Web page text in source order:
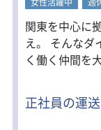
↓
4
↓
↓
6
関東を中心に
え。 そんなダ
く働く仲間を
中心に､未経
おり、中には
同士のコミュ
正社員の運